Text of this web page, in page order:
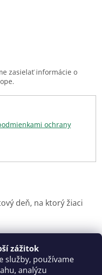
zážitok
služby, používame
analýzu
zasielať informácie o
ochrany
deň, na ktorý žiaci